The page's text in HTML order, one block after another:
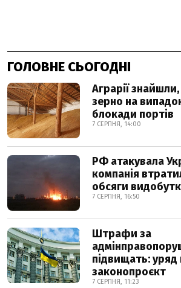
ГОЛОВНЕ СЬОГОДНІ
Аграрії
зерно на
блокади портів
7 СЕРПНЯ, 14:00
РФ атакувала
компанія
обсяги
7 СЕРПНЯ, 16:50
Штрафи за
підвищать:
законопроєкт
7 СЕРПНЯ, 11:23